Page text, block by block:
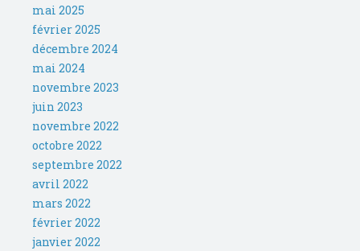
mai 2025
février 2025
décembre 2024
mai 2024
novembre 2023
juin 2023
novembre 2022
octobre 2022
septembre 2022
avril 2022
mars 2022
février 2022
janvier 2022